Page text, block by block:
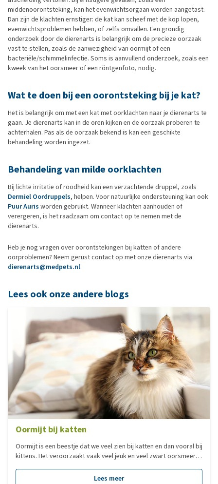
middenoorontsteking, kan het evenwichtsorgaan worden aangetast.
Dan zijn de klachten ernstiger: de kat kan scheef met de kop lopen,
evenwichtsproblemen hebben, of zelfs omvallen. Een grondig
onderzoek door de dierenarts is belangrijk om de precieze oorzaak
vast te stellen, zoals de aanwezigheid van oormijt of een
bacteriële/schimmelinfectie. Soms is aanvullend onderzoek, zoals een
kweek van het oorsmeer of een röntgenfoto, nodig.
Wat te doen bij een oorontsteking bij je kat?
Het is belangrijk om met een kat met oorklachten naar je dierenarts te
gaan. Je dierenarts kan in de oren kijken en de oorzaak proberen te
achterhalen. Pas als de oorzaak bekend is kan een geschikte
behandeling worden ingezet.
Behandeling van milde oorklachten
Bij lichte irritatie of roodheid kan een verzachtende druppel, zoals
Dermiel Oordruppels, helpen. Voor natuurlijke ondersteuning kan ook
Puur Auris worden gebruikt. Wanneer klachten aanhouden of
verergeren, is het raadzaam om contact op te nemen met de
dierenarts.
Heb je nog vragen over oorontstekingen bij katten of andere
oorproblemen? Neem gerust contact op met onze dierenarts via
dierenarts@medpets.nl.
Lees ook onze andere blogs
Oormijt bij katten
Oormijt is een beestje dat we veel zien bij katten en dan vooral bij
kittens. Het veroorzaakt vaak veel jeuk en veel zwart oorsmeer in
Lees meer